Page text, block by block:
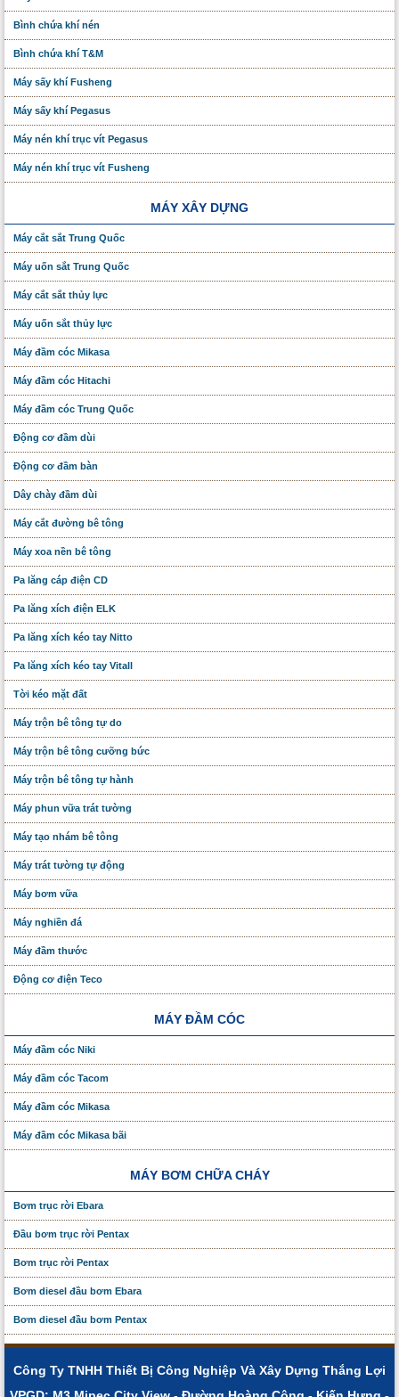
Bình chứa khí nén
Bình chứa khí T&M
Máy sấy khí Fusheng
Máy sấy khí Pegasus
Máy nén khí trục vít Pegasus
Máy nén khí trục vít Fusheng
MÁY XÂY DỰNG
Máy cắt sắt Trung Quốc
Máy uốn sắt Trung Quốc
Máy cắt sắt thủy lực
Máy uốn sắt thủy lực
Máy đầm cóc Mikasa
Máy đầm cóc Hitachi
Máy đầm cóc Trung Quốc
Động cơ đầm dùi
Động cơ đầm bàn
Dây chày đầm dùi
Máy cắt đường bê tông
Máy xoa nền bê tông
Pa lăng cáp điện CD
Pa lăng xích điện ELK
Pa lăng xích kéo tay Nitto
Pa lăng xích kéo tay Vitall
Tời kéo mặt đất
Máy trộn bê tông tự do
Máy trộn bê tông cưỡng bức
Máy trộn bê tông tự hành
Máy phun vữa trát tường
Máy tạo nhám bê tông
Máy trát tường tự động
Máy bơm vữa
Máy nghiền đá
Máy đầm thước
Động cơ điện Teco
MÁY ĐẦM CÓC
Máy đầm cóc Niki
Máy đầm cóc Tacom
Máy đầm cóc Mikasa
Máy đầm cóc Mikasa bãi
MÁY BƠM CHỮA CHÁY
Bơm trục rời Ebara
Đầu bơm trục rời Pentax
Bơm trục rời Pentax
Bơm diesel đầu bơm Ebara
Bơm diesel đầu bơm Pentax
Công Ty TNHH Thiết Bị Công Nghiệp Và Xây Dựng Thắng Lợi